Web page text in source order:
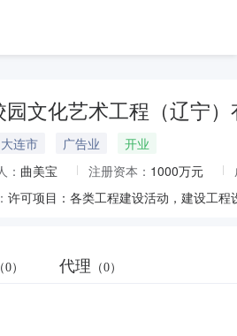
园文化艺术工程（辽宁）
连市 广告业
开业
： 曲美宝 注册资本： 1000万元
（0） 代理 （0）